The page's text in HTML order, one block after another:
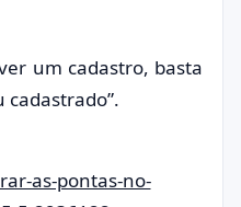
um cadastro, basta
cadastrado”.